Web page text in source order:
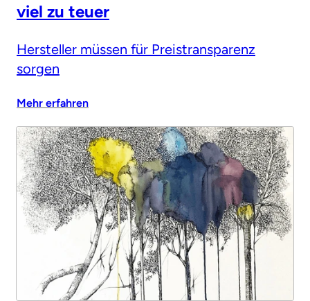
viel zu teuer
Hersteller müssen für Preistransparenz
sorgen
Mehr erfahren